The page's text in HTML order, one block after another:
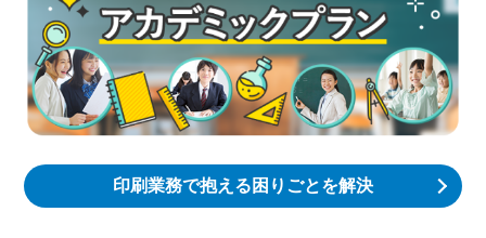
印刷業務で抱える困りごとを解決